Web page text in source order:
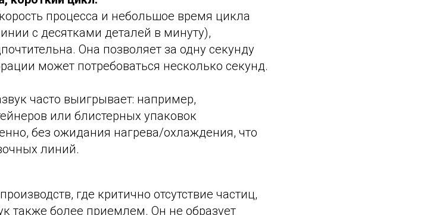
процесса и небольшое время цикла
с десятками деталей в минуту),
Она позволяет за одну секунду
может потребоваться несколько секунд.
часто выигрывает: например,
или блистерных упаковок
без ожидания нагрева/охлаждения, что
линий.
где критично отсутствие частиц,
также более приемлем. Он не образует